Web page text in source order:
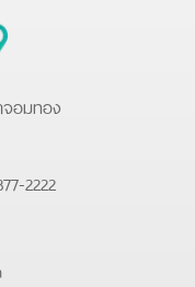
อมทอง
2222